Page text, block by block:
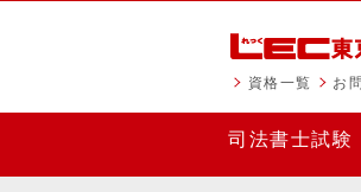
資格一覧 お
司法書士試験